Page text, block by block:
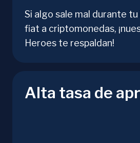
Si algo sale mal durante
fiat a criptomonedas,
Heroes te respaldan!
Alta tasa de